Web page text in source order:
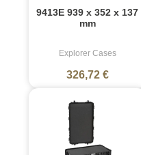
9413E 939 x 352 x 137
mm
Explorer Cases
326,72 €